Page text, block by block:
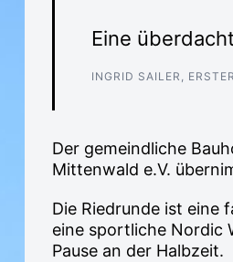
Eine
INGRID SAILER,
Der gemeindliche
Mittenwald e.V.
Die Riedrunde ist eine
eine sportliche Nordic
Pause an der Halbzeit.